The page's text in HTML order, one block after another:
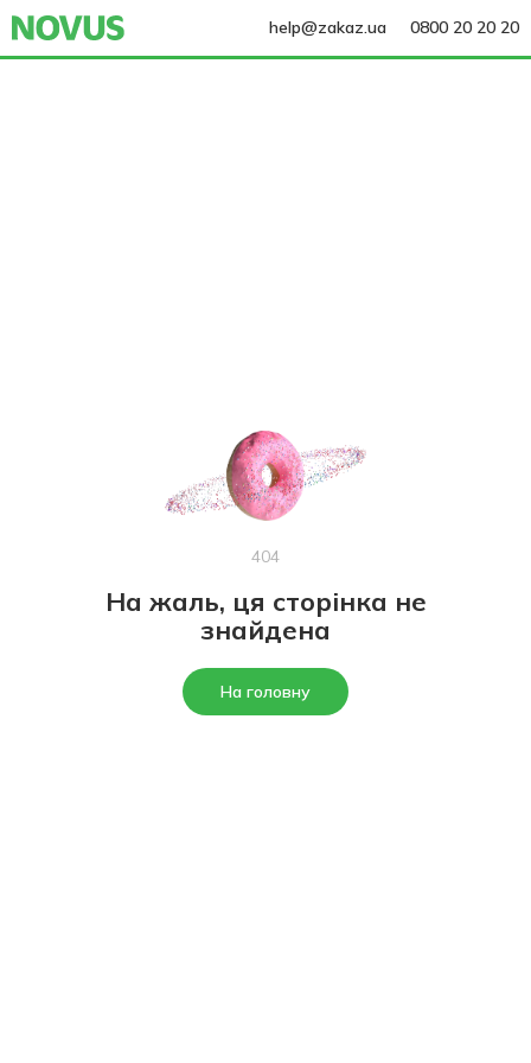
help@zakaz.ua 0800 20 20 20
404
На жаль, ця сторінка не
знайдена
На головну